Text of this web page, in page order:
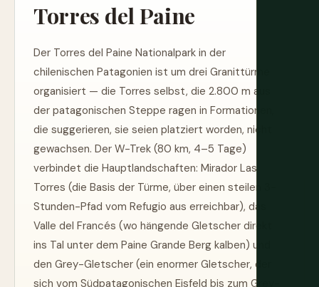
Torres del Paine
Der Torres del Paine Nationalpark in der
chilenischen Patagonien ist um drei Granittürme
organisiert — die Torres selbst, die 2.800 m aus
der patagonischen Steppe ragen in Formationen,
die suggerieren, sie seien platziert worden, nicht
gewachsen. Der W-Trek (80 km, 4–5 Tage)
verbindet die Hauptlandschaften: Mirador Las
Torres (die Basis der Türme, über einen steilen 3-
Stunden-Pfad vom Refugio aus erreichbar), das
Valle del Francés (wo hängende Gletscher direkt
ins Tal unter dem Paine Grande Berg kalben) und
den Grey-Gletscher (ein enormer Gletscher, der
sich vom Südpatagonischen Eisfeld bis zum Grey-